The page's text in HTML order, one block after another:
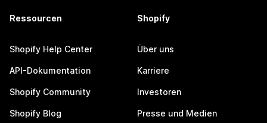
Ressourcen
Shopify Help Center
API-Dokumentation
Shopify Community
Shopify Blog
Shopify
Über uns
Karriere
Investoren
Presse und Medien